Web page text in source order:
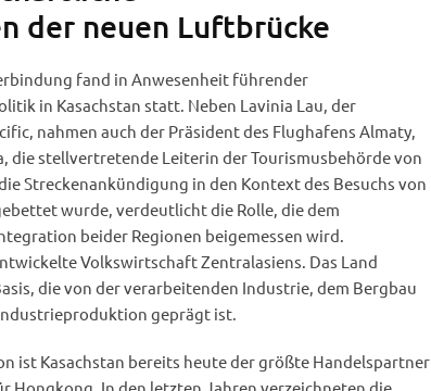
der neuen Luftbrücke
fand in Anwesenheit führender
in Kasachstan statt. Neben Lavinia Lau, der
nahmen auch der Präsident des Flughafens Almaty,
die stellvertretende Leiterin der Tourismusbehörde von
Streckenankündigung in den Kontext des Besuchs von
wurde, verdeutlicht die Rolle, die dem
beider Regionen beigemessen wird.
Volkswirtschaft Zentralasiens. Das Land
die von der verarbeitenden Industrie, dem Bergbau
geprägt ist.
ist Kasachstan bereits heute der größte Handelspartner